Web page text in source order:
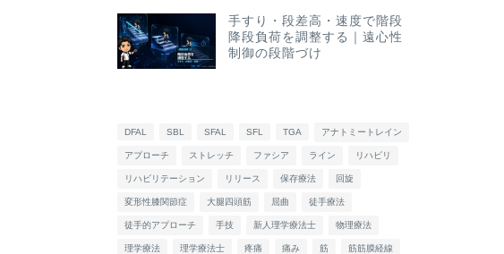
手すり・段差高・速度で階段
降段負荷を調整する｜遠心性
制御の段階づけ
DFAL SBL SFAL SFL TGA アナトミートレイン
アプローチ ストレッチ ファシア ライン リハビリ
リハビリテーション リリース 保存療法 回旋
変形性膝関節症 大腿四頭筋 屈曲 徒手療法
徒手的アプローチ 手技 新人理学療法士 物理療法
理学療法 理学療法士 疼痛 痛み 筋 筋筋膜経線